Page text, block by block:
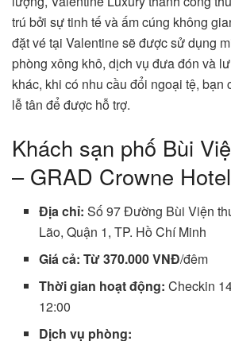
trú bởi sự tinh tế và ấm cúng không
đặt vé tại Valentine sẽ được sử dụng
phòng xông khô, dịch vụ đưa đón và
khác, khi có nhu cầu đổi ngoại tệ, bạn
lễ tân để được hỗ trợ.
Khách sạn phố Bùi
– GRAD Crowne Hotel
Địa chỉ: Số 97 Đường Bùi Viện
Lão, Quận 1, TP. Hồ Chí Minh
Giá cả: Từ 370.000 VNĐ/đêm
Thời gian hoạt động: Checkin
12:00
Dịch vụ phòng: